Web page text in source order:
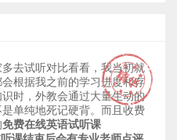
去试听对比看看，我当初就
根据我之前的学习进度和存
时，外教会通过大量生动的
单纯地死记硬背。而且收费
免费在线英语试听课